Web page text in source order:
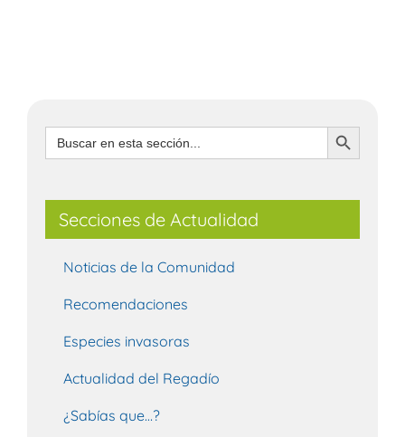
Buscar: Botón de búsqueda
Secciones de Actualidad
Noticias de la Comunidad
Recomendaciones
Especies invasoras
Actualidad del Regadío
¿Sabías que…?